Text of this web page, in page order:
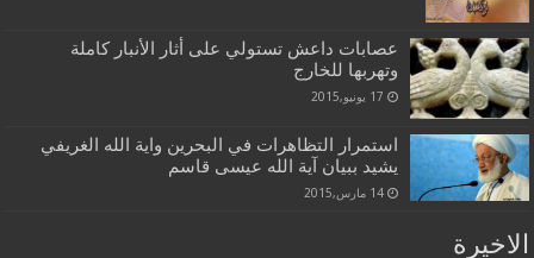
عصابات داعش تستولي على أثار الأنبار كاملة
وتهربها للخارج
17 يونيو,2015
استمرار التظاهرات في البحرين واية الله الغريفي
يشيد ببيان آية الله عيسى قاسم
14 مارس,2015
الاخيرة